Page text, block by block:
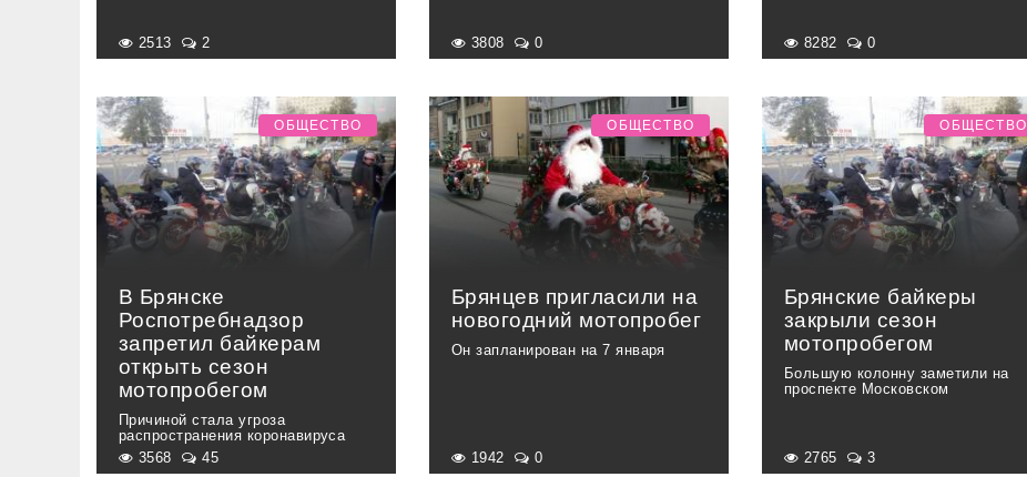
2513 2 3808 0 8282 0
В Брянске
Роспотребнадзор
запретил байкерам
открыть сезон
мотопробегом
Причиной стала угроза
распространения коронавируса
ОБЩЕСТВО
3568 45
Брянцев пригласили на
новогодний мотопробег
Он запланирован на 7 января
ОБЩЕСТВО
1942 0
Брянские байкеры
закрыли сезон
мотопробегом
Большую колонну заметили на
проспекте Московском
ОБЩЕСТВО
2765 3